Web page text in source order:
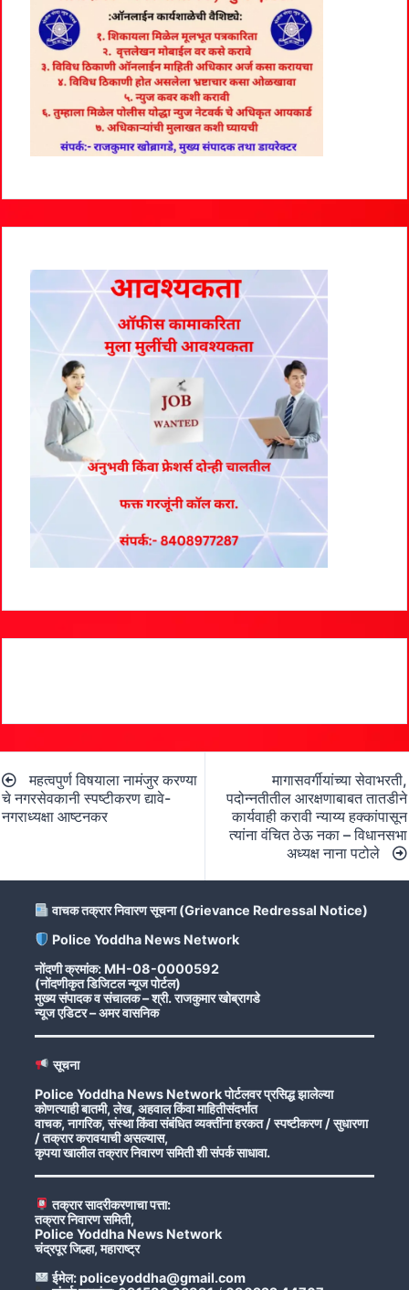
navigation
महत्वपुर्ण विषयाला नामंजुर करण्या
चे नगरसेवकानी स्पष्टीकरण द्यावे-
नगराध्यक्षा आष्टनकर
मागासवर्गीयांच्या सेवाभरती,
पदोन्नतीतील आरक्षणाबाबत तातडीने
कार्यवाही करावी न्याय्य हक्कांपासून
त्यांना वंचित ठेऊ नका – विधानसभा
अध्यक्ष नाना पटोले
वाचक तक्रार निवारण सूचना (Grievance Redressal Notice)
Police Yoddha News Network
नोंदणी क्रमांक: MH-08-0000592
(नोंदणीकृत डिजिटल न्यूज पोर्टल)
मुख्य संपादक व संचालक – श्री. राजकुमार खोब्रागडे
न्यूज एडिटर – अमर वासनिक
सूचना
Police Yoddha News Network पोर्टलवर प्रसिद्ध झालेल्या
कोणत्याही बातमी, लेख, अहवाल किंवा माहितीसंदर्भात
वाचक, नागरिक, संस्था किंवा संबंधित व्यक्तींना हरकत / स्पष्टीकरण / सुधारणा
/ तक्रार करावयाची असल्यास,
कृपया खालील तक्रार निवारण समिती शी संपर्क साधावा.
तक्रार सादरीकरणाचा पत्ता:
तक्रार निवारण समिती,
Police Yoddha News Network
चंद्रपूर जिल्हा, महाराष्ट्र
ईमेल: policeyoddha@gmail.com